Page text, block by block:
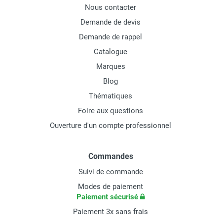
Nous contacter
Demande de devis
Demande de rappel
Catalogue
Marques
Blog
Thématiques
Foire aux questions
Ouverture d'un compte professionnel
Commandes
Suivi de commande
Modes de paiement
Paiement sécurisé
Paiement 3x sans frais